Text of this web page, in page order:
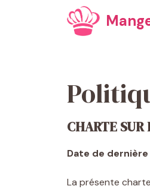
CHARTE SUR
Date de dernière
La présente